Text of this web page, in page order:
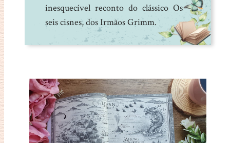
inesquecível reconto do clássico Os
seis cisnes, dos Irmãos Grimm.